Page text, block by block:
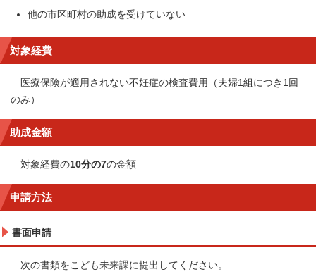
他の市区町村の助成を受けていない
対象経費
医療保険が適用されない不妊症の検査費用（夫婦1組につき1回
のみ）
助成金額
対象経費の10分の7の金額
申請方法
書面申請
次の書類をこども未来課に提出してください。